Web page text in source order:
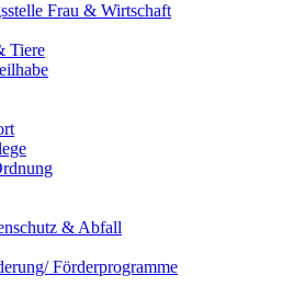
Frau & Wirtschaft
Tiere
& Abfall
Förderprogramme